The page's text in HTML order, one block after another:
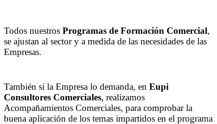
Todos nuestros Programas de Formación Comercial,
se ajustan al sector y a medida de las necesidades de las
Empresas.
También si la Empresa lo demanda, en Eupi
Consultores Comerciales, realizamos
Acompañamientos Comerciales, para comprobar la
buena aplicación de los temas impartidos en el programa